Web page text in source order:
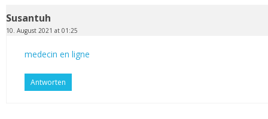
Susantuh
10. August 2021 at 01:25
medecin en ligne
Antworten